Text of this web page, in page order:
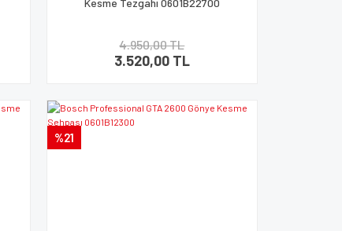
Kesme Tezgahı 0601B22700
4.950,00 TL
3.520,00 TL
%21